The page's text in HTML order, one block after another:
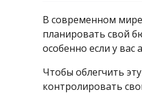
В современном мире
планировать свой
особенно если у
Чтобы облегчить
контролировать